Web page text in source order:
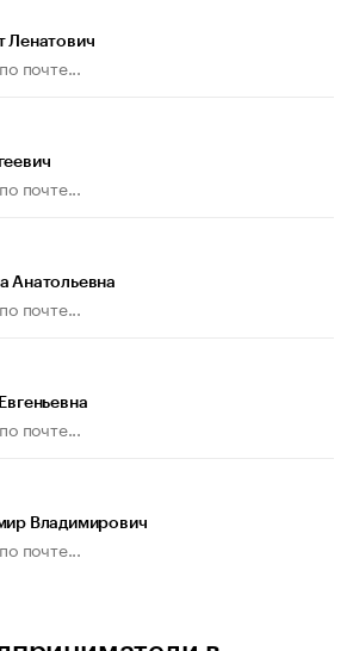
Ленатович
почте...
почте...
Анатольевна
почте...
почте...
Владимирович
почте...